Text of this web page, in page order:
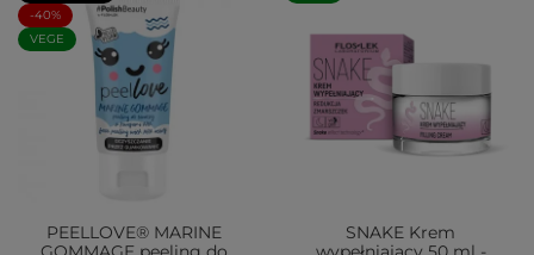
-40%
VEGE
PEELLOVE® MARINE
SNAKE Krem